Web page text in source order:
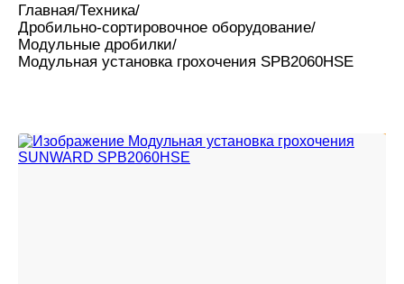
Главная/Техника/
Дробильно-сортировочное оборудование/
Модульные дробилки/
Модульная установка грохочения SPB2060HSE
Без метки